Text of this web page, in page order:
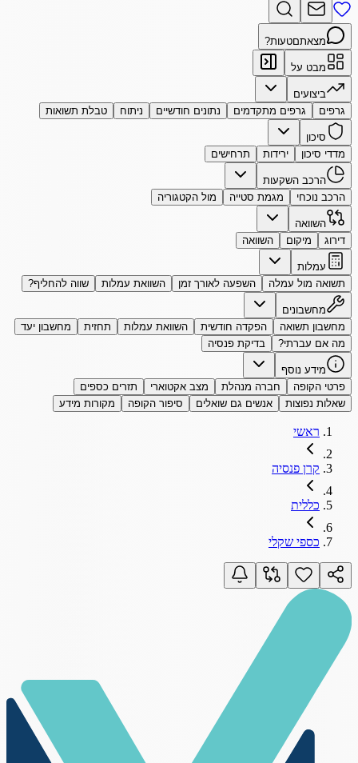
מצאתםטעות?
מבט על
ביצועים
גרפים
גרפים מתקדמים נתונים חודשיים ניתוח טבלת תשואות
סיכון
מדדי סיכון
ירידות תרחישים
הרכב השקעות
הרכב נוכחי
מגמת סטייה מול הקטגוריה
השוואה
דירוג
מיקום השוואה
עמלות
תשואה מול עמלה
השפעה לאורך זמן השוואת עמלות שווה להחליף?
מחשבונים
מחשבון תשואה
הפקדה חודשית השוואת עמלות תחזית
מחשבון יעד
מה אם עברתי?
בדיקת פנסיה
מידע נוסף
פרטי הקופה
חברה מנהלת מצב אקטוארי
תזרים כספים
שאלות נפוצות
אנשים גם שואלים סיפור הקופה מקורות מידע
ראשי
קרן פנסיה
כללית
כספי שקלי